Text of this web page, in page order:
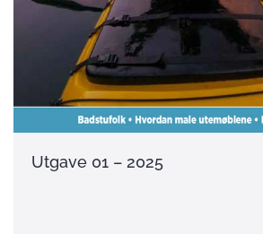
Utgave 01 – 2025